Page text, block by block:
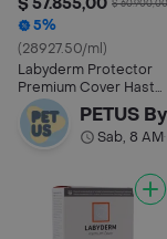
$ 60.900,00
5%
(28927.50/ml)
Labyderm Protector
Premium Cover Hasta
20 Kg
PETUS
Sab, 8 AM•